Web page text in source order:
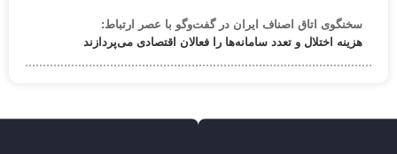
سخنگوی اتاق اصناف ایران در گفت‌وگو با عصر ارتباط:
هزینه اختلال و تعدد سامانه‌ها را فعالان اقتصادی می‌پردازند